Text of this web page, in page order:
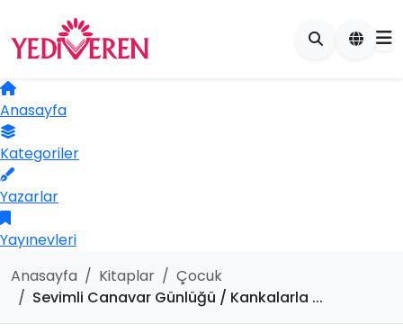
Anasayfa
Kategoriler
Yazarlar
Yayınevleri
Anasayfa
Kitaplar
Çocuk
Sevimli Canavar Günlüğü / Kankalarla ...